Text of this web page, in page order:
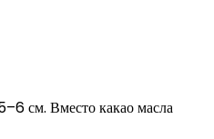
см. Вместо какао масла